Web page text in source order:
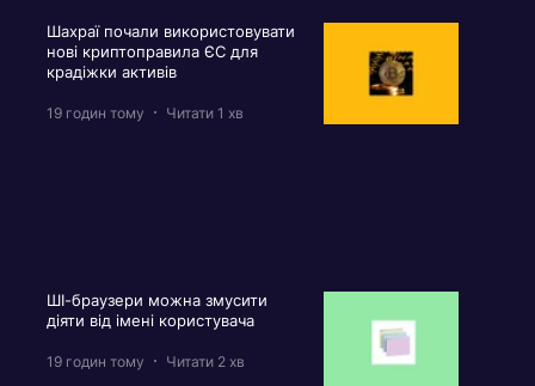
Шахраї почали використовувати
нові криптоправила ЄС для
крадіжки активів
19 годин тому Читати 1 хв
ШІ-браузери можна змусити
діяти від імені користувача
19 годин тому Читати 2 хв